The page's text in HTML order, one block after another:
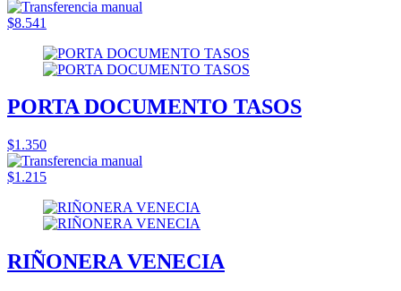
$8.541
PORTA DOCUMENTO TASOS
$1.350
$1.215
RIÑONERA VENECIA